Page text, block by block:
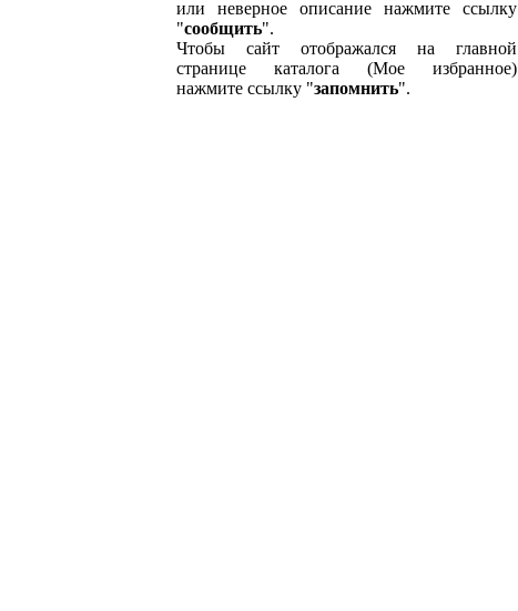
или неверное описание нажмите ссылку
"сообщить".
Чтобы сайт отображался на главной
странице каталога (Мое избранное)
нажмите ссылку "запомнить".